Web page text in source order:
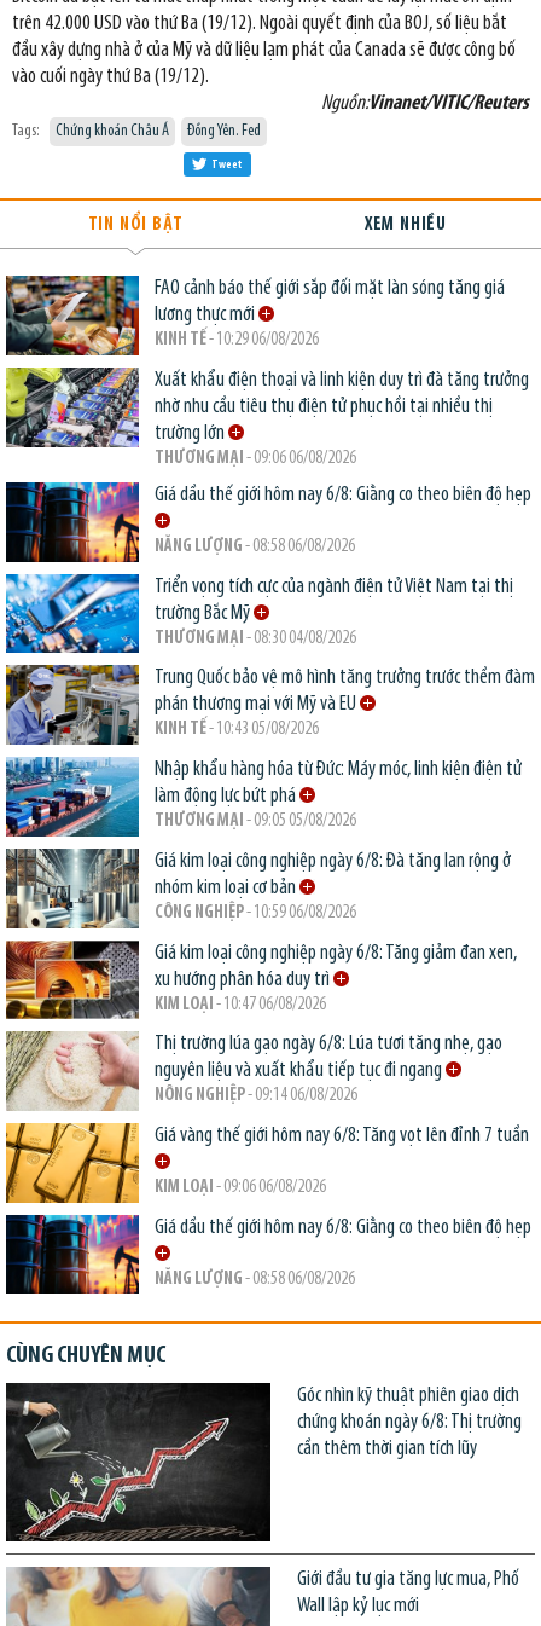
trên 42.000 USD vào thứ Ba (19/12). Ngoài quyết định của BOJ, số liệu bắt
đầu xây dựng nhà ở của Mỹ và dữ liệu lạm phát của Canada sẽ được công bố
vào cuối ngày thứ Ba (19/12).
Nguồn:Vinanet/VITIC/Reuters
Tags: Chứng khoán Châu Á Đồng Yên. Fed
Tweet
TIN NỔI BẬT XEM NHIỀU
FAO cảnh báo thế giới sắp đối mặt làn sóng tăng giá
lương thực mới
KINH TẾ- 10:29 06/08/2026
Xuất khẩu điện thoại và linh kiện duy trì đà tăng trưởng
nhờ nhu cầu tiêu thụ điện tử phục hồi tại nhiều thị
trường lớn
THƯƠNG MẠI - 09:06 06/08/2026
Giá dầu thế giới hôm nay 6/8: Giằng co theo biên độ hẹp
NĂNG LƯỢNG - 08:58 06/08/2026
Triển vọng tích cực của ngành điện tử Việt Nam tại thị
trường Bắc Mỹ
THƯƠNG MẠI - 08:30 04/08/2026
Trung Quốc bảo vệ mô hình tăng trưởng trước thềm đàm
phán thương mại với Mỹ và EU
KINH TẾ- 10:43 05/08/2026
Nhập khẩu hàng hóa từ Đức: Máy móc, linh kiện điện tử
làm động lực bứt phá
THƯƠNG MẠI - 09:05 05/08/2026
Giá kim loại công nghiệp ngày 6/8: Đà tăng lan rộng ở
nhóm kim loại cơ bản
CÔNG NGHIỆP- 10:59 06/08/2026
Giá kim loại công nghiệp ngày 6/8: Tăng giảm đan xen,
xu hướng phân hóa duy trì
KIM LOẠI - 10:47 06/08/2026
Thị trường lúa gạo ngày 6/8: Lúa tươi tăng nhẹ, gạo
nguyên liệu và xuất khẩu tiếp tục đi ngang
NÔNG NGHIỆP- 09:14 06/08/2026
Giá vàng thế giới hôm nay 6/8: Tăng vọt lên đỉnh 7 tuần
KIM LOẠI - 09:06 06/08/2026
Giá dầu thế giới hôm nay 6/8: Giằng co theo biên độ hẹp
NĂNG LƯỢNG - 08:58 06/08/2026
CÙNG CHUYÊN MỤC
Góc nhìn kỹ thuật phiên giao dịch
chứng khoán ngày 6/8: Thị trường
cần thêm thời gian tích lũy
Giới đầu tư gia tăng lực mua, Phố
Wall lập kỷ lục mới